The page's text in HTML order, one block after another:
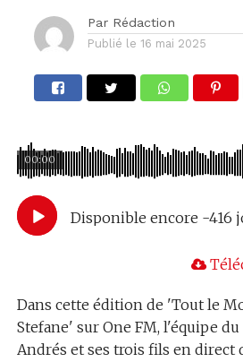
Par Rédaction
Publié le 16 mai 2025
00:00
Disponible encore -416
Dans cette édition de 'Tout le
Stefane' sur One FM, l'équipe
Andrés et ses trois fils en direct